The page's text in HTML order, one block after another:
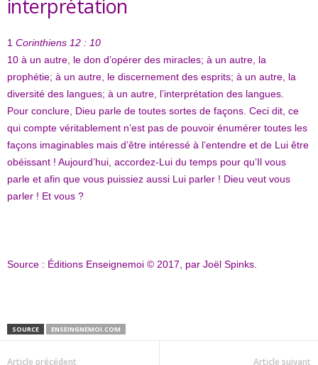
interprétation
1 Corinthiens 12 : 10
10 à un autre, le don d’opérer des miracles; à un autre, la
prophétie; à un autre, le discernement des esprits; à un autre, la
diversité des langues; à un autre, l’interprétation des langues.
Pour conclure, Dieu parle de toutes sortes de façons. Ceci dit, ce
qui compte véritablement n’est pas de pouvoir énumérer toutes les
façons imaginables mais d’être intéressé à l’entendre et de Lui être
obéissant ! Aujourd’hui, accordez-Lui du temps pour qu’Il vous
parle et afin que vous puissiez aussi Lui parler ! Dieu veut vous
parler ! Et vous ?
Source : Éditions Enseignemoi © 2017, par Joël Spinks.
SOURCE ENSEINGNEMOI.COM
Article précédent Article suivant